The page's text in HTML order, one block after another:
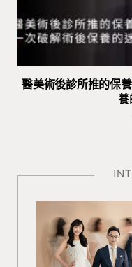
醫美術後診所推的保
養